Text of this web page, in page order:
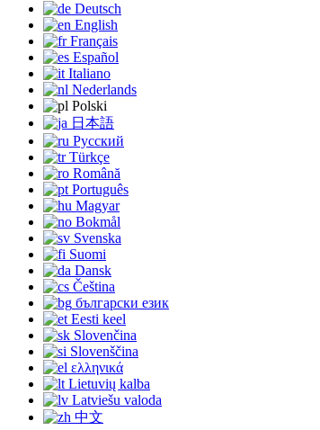
Deutsch
English
Français
Español
Italiano
Nederlands
Polski
日本語
Русский
Türkçe
Română
Português
Magyar
Bokmål
Svenska
Suomi
Dansk
Čeština
български език
Eesti keel
Slovenčina
Slovenščina
ελληνικά
Lietuvių kalba
Latviešu valoda
中文